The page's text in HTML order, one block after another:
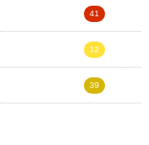
41
12
39